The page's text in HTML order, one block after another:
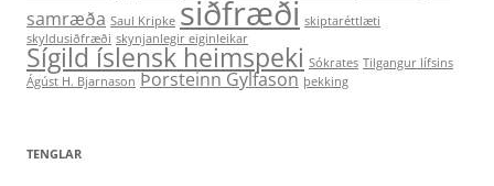
samræða Saul Kripke siðfræði skiptaréttlæti
skyldusiðfræði skynjanlegir eiginleikar
Sígild íslensk heimspeki Sókrates Tilgangur lífsins
Ágúst H. Bjarnason Þorsteinn Gylfason þekking
TENGLAR